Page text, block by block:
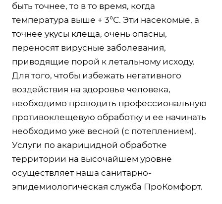
быть точнее, то в то время, когда
температура выше + 3°С. Эти насекомые, а
точнее укусы клеща, очень опасны,
переносят вирусные заболевания,
приводящие порой к летальному исходу.
Для того, чтобы избежать негативного
воздействия на здоровье человека,
необходимо проводить профессиональную
противоклещевую обработку и ее начинать
необходимо уже весной (с потеплением).
Услуги по акарицидной обработке
территории на высочайшем уровне
осуществляет наша санитарно-
эпидемиологическая служба ПроКомфорт.